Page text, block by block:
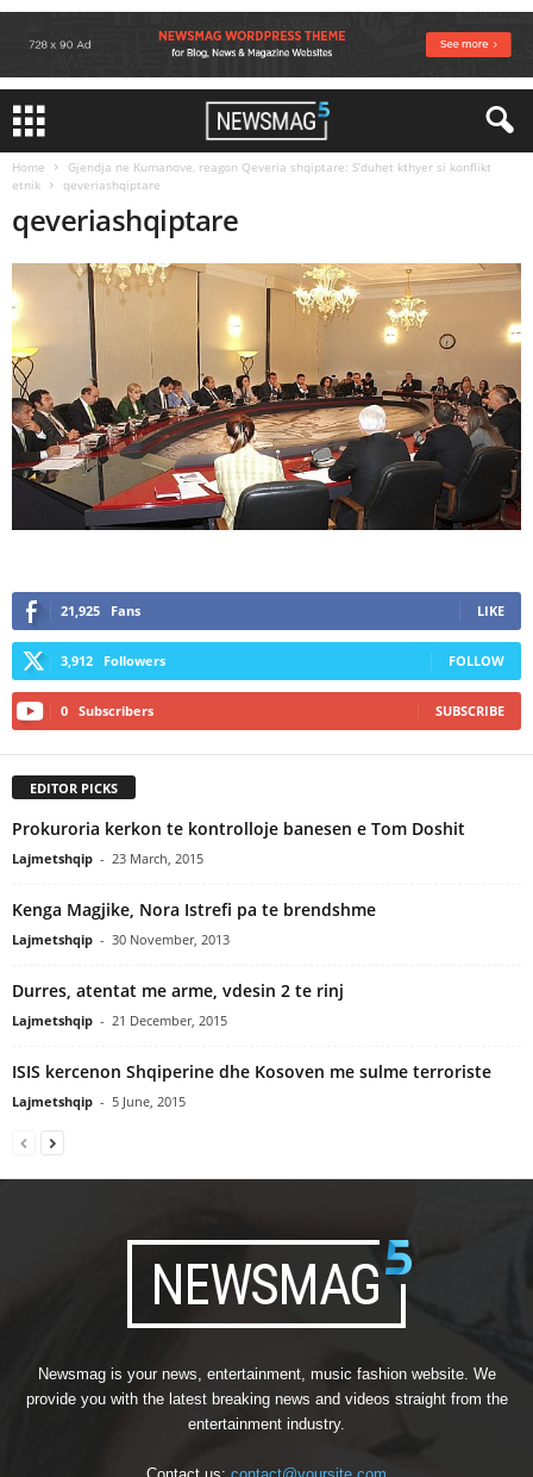
Home
Gjendja ne Kumanove, reagon Qeveria shqiptare: S’duhet kthyer si konflikt
etnik
qeveriashqiptare
qeveriashqiptare
21,925 Fans LIKE
3,912 Followers FOLLOW
0 Subscribers SUBSCRIBE
EDITOR PICKS
Prokuroria kerkon te kontrolloje banesen e Tom Doshit
Lajmetshqip - 23 March, 2015
Kenga Magjike, Nora Istrefi pa te brendshme
Lajmetshqip - 30 November, 2013
Durres, atentat me arme, vdesin 2 te rinj
Lajmetshqip - 21 December, 2015
ISIS kercenon Shqiperine dhe Kosoven me sulme terroriste
Lajmetshqip - 5 June, 2015
Newsmag is your news, entertainment, music fashion website. We
provide you with the latest breaking news and videos straight from the
entertainment industry.